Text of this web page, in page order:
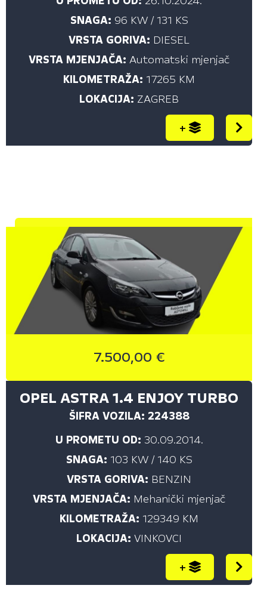
SNAGA: 96 KW / 131 KS
VRSTA GORIVA: DIESEL
VRSTA MJENJAČA: Automatski mjenjač
KILOMETRAŽA: 17265 KM
LOKACIJA: ZAGREB
+
7.500,00 €
OPEL ASTRA 1.4 ENJOY TURBO
ŠIFRA VOZILA: 224388
U PROMETU OD: 30.09.2014.
SNAGA: 103 KW / 140 KS
VRSTA GORIVA: BENZIN
VRSTA MJENJAČA: Mehanički mjenjač
KILOMETRAŽA: 129349 KM
LOKACIJA: VINKOVCI
+